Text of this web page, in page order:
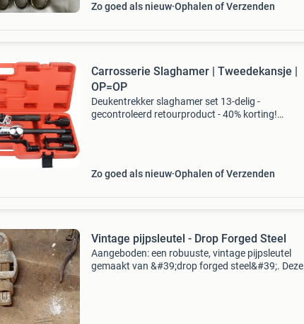
Zo goed als nieuw Ophalen of Verzenden
Carrosserie Slaghamer | Tweedekansje |
OP=OP
Deukentrekker slaghamer set 13-delig -
gecontroleerd retourproduct - 40% korting!
Zo goed als nieuw Ophalen of Verzenden
Vintage pijpsleutel - Drop Forged Steel
Aangeboden: een robuuste, vintage pijpsleutel
gemaakt van &#39;drop forged steel&#39;. Deze